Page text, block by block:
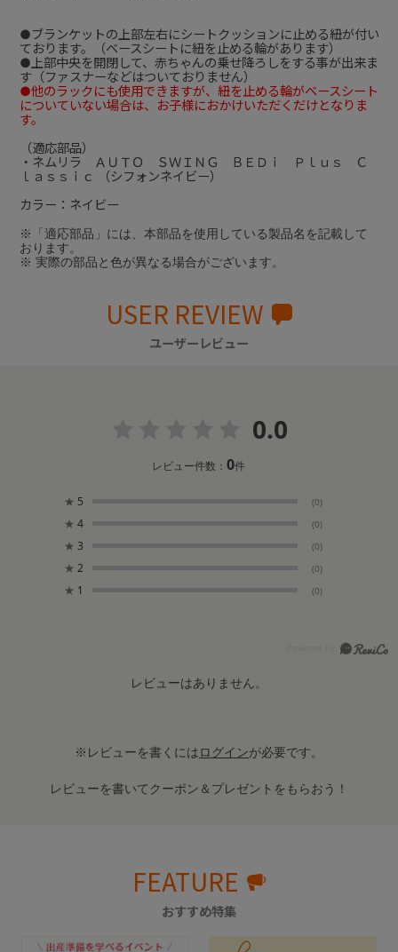
●ブランケットの上部左右にシートクッションに止める紐が付い
ております。（ベースシートに紐を止める輪があります）
●上部中央を開閉して、赤ちゃんの乗せ降ろしをする事が出来ま
す（ファスナーなどはついておりません）
●他のラックにも使用できますが、紐を止める輪がベースシート
についていない場合は、お子様におかけいただくだけとなりま
す。
（適応部品）
・ネムリラ ＡＵＴＯ ＳＷＩＮＧ ＢＥＤｉ Ｐｌｕｓ Ｃ
ｌａｓｓｉｃ （シフォンネイビー）
カラー：ネイビー
※「適応部品」には、本部品を使用している製品名を記載して
おります。
※ 実際の部品と色が異なる場合がございます。
USER REVIEW
ユーザーレビュー
0.0
レビュー件数：0件
★ 5 (0)
★ 4 (0)
★ 3 (0)
★ 2 (0)
★ 1 (0)
レビューはありません。
※レビューを書くにはログインが必要です。
レビューを書いてクーポン＆プレゼントをもらおう！
FEATURE
おすすめ特集